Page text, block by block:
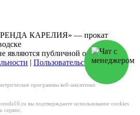
КАРЕЛИЯ» — прокат
являются публичной офертой
| Пользовательское
программы веб-аналитики
вы подтверждаете использование cookies
сервис.